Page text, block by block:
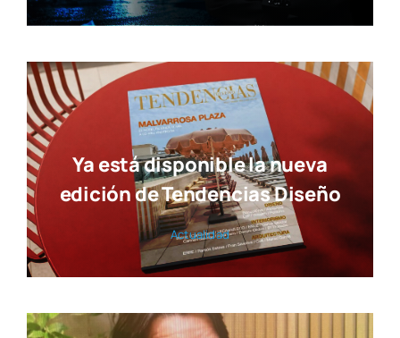
Ya está disponible la nueva
edición de Tendencias Diseño
Actua­li­dad